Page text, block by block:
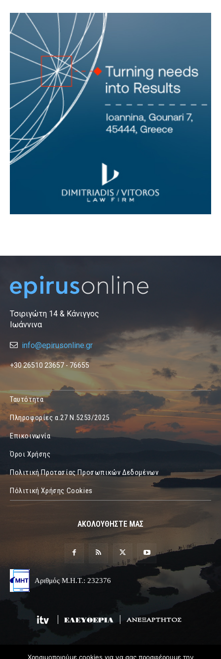
Τσιριγώτη 14 & Κάνιγγος
Ιωάννινα
info@epirusonline.gr
+30 26510 23657 - 76655
Ταυτότητα
Πληροφορίες α.27 Ν.5253/2025
Επικοινωνία
Όροι Χρήσης
Πολιτική Προτασίας Προσωπικών Δεδομένων
Πόλιτική Χρήσης Cookies
ΑΚΟΛΟΥΘΗΣΤΕ ΜΑΣ
Αριθμός Μ.Η.Τ.: 232376
Χρησιμοποιούμε cookies για να σας προσφέρουμε την